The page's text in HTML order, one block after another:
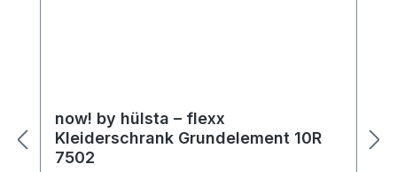
now! by hülsta – flexx
Kleiderschrank Grundelement 10R
7502